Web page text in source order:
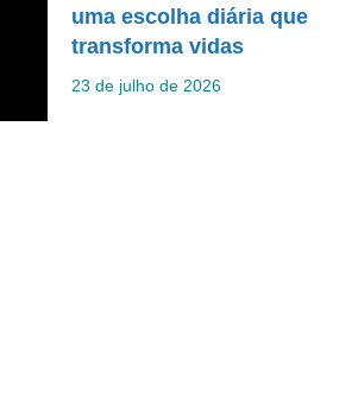
uma escolha diária que
transforma vidas
23 de julho de 2026